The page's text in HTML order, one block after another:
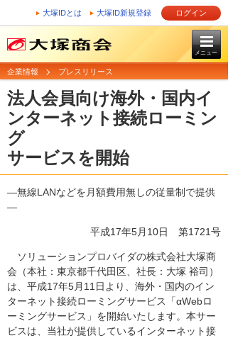
大塚IDとは 大塚ID新規登録 ログイン
メニュー
企業情報 プレスリリース
法人会員向け海外・国内イ
ンターネット接続ローミン
グ
サービスを開始
―無線LANなどを月額費用無しの従量制で提供
―
平成17年5月10日 第1721号
ソリューションプロバイダの株式会社大塚商
会（本社：東京都千代田区、社長：大塚 裕司）
は、平成17年5月11日より、海外・国内のイン
ターネット接続ローミングサービス「αWebロ
ーミングサービス」を開始いたします。本サー
ビスは、当社が提供しているインターネット接